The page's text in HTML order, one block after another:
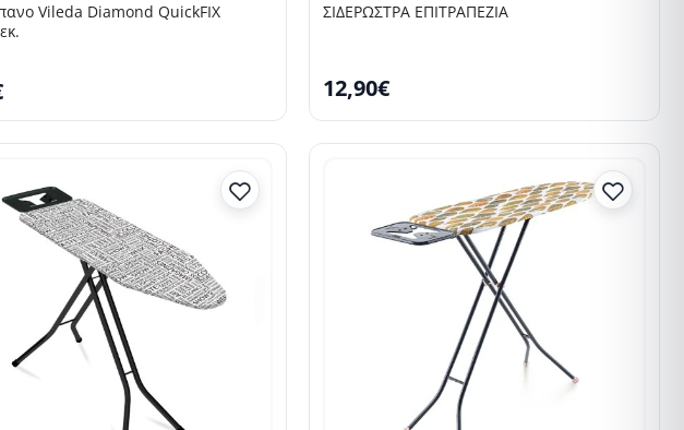
Vileda Diamond QuickFIX
SELLING FAST
ΣΙΔΕΡΩΣΤΡΑ ΕΠΙΤΡΑΠΕΖΙΑ
12,90€